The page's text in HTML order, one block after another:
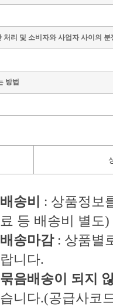
리 및 소비자와 사업자 사이의
방법
배송비
: 상품정보
료 등 배송비 별도)
배송마감: 상품별
랍니다.
묶음배송이 되지
습니다.(공급사코